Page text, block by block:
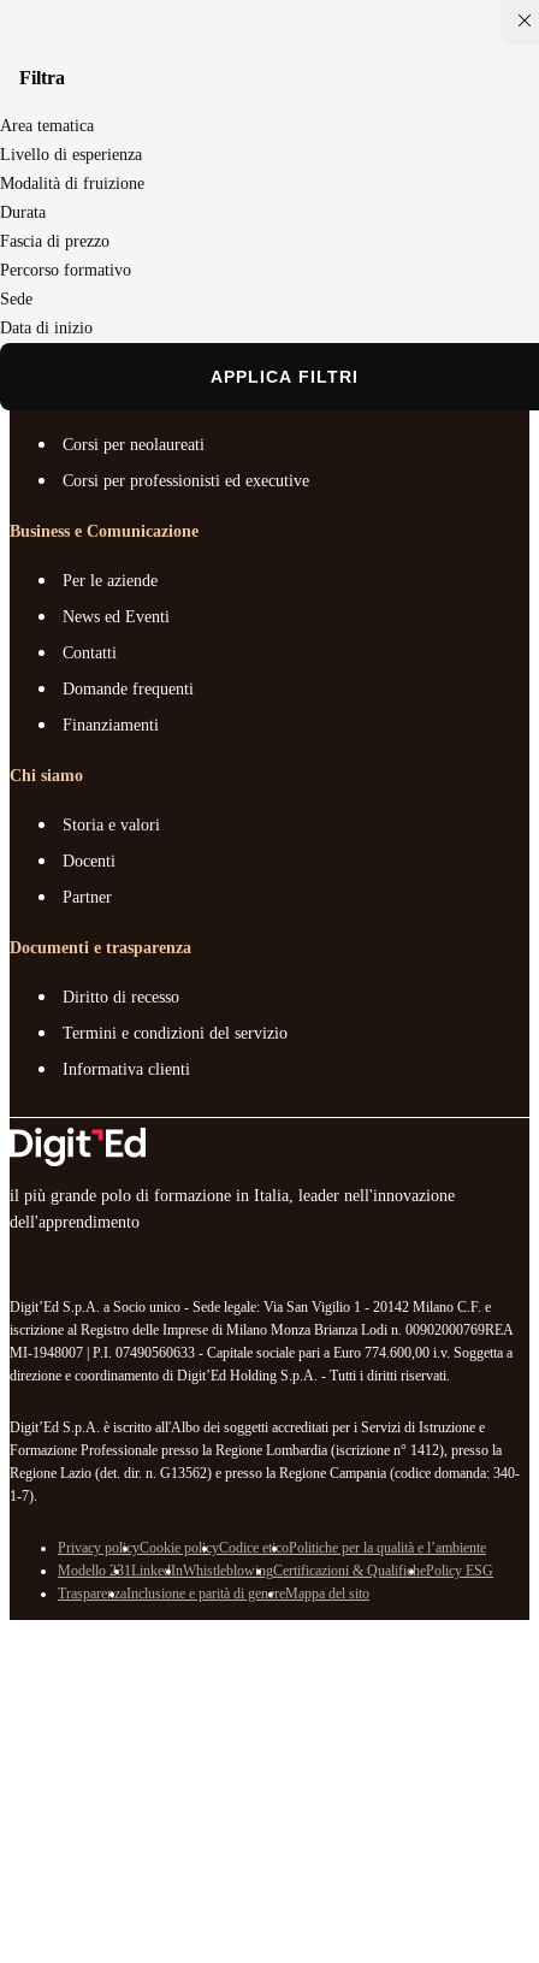
Filtra
Area tematica
Livello di esperienza
Modalità di fruizione
Durata
Fascia di prezzo
Percorso formativo
Sede
Data di inizio
APPLICA FILTRI
Seguici sui social
Master e corsi per profilo
Business e Comunicazione
Chi siamo
Documenti e trasparenza
Corsi per neolaureati
Corsi per professionisti ed executive
Business e Comunicazione
Per le aziende
News ed Eventi
Contatti
Domande frequenti
Finanziamenti
Chi siamo
Storia e valori
Docenti
Partner
Documenti e trasparenza
Diritto di recesso
Termini e condizioni del servizio
Informativa clienti
il più grande polo di formazione in Italia, leader nell'innovazione
dell'apprendimento
Digit’Ed S.p.A. a Socio unico - Sede legale: Via San Vigilio 1 - 20142 Milano C.F. e
iscrizione al Registro delle Imprese di Milano Monza Brianza Lodi n. 00902000769REA
MI-1948007 | P.I. 07490560633 - Capitale sociale pari a Euro 774.600,00 i.v. Soggetta a
direzione e coordinamento di Digit’Ed Holding S.p.A. - Tutti i diritti riservati.
Digit’Ed S.p.A. è iscritto all'Albo dei soggetti accreditati per i Servizi di Istruzione e
Formazione Professionale presso la Regione Lombardia (iscrizione n° 1412), presso la
Regione Lazio (det. dir. n. G13562) e presso la Regione Campania (codice domanda: 340-
1-7).
Privacy policyCookie policyCodice eticoPolitiche per la qualità e l’ambiente
Modello 231LinkedInWhistleblowingCertificazioni & QualifichePolicy ESG
TrasparenzaInclusione e parità di genereMappa del sito